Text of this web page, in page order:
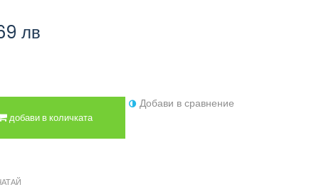
лв
добави в количката
Добави в сравнение